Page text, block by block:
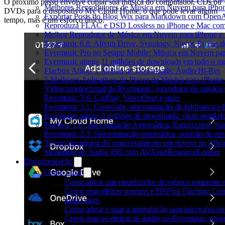
Melhores Reprodutores de Música em Nuvem para
Exportar Posts do Blog Wix para Markdown com
Reproduza FLAC e DSD Lossless no iPhone e Mac
Melhor Reprodutor de Música em Nuvem para iPhone e
Evermusic 6.8: Aliyun Drive, Synology, Novos Estilos
Evermusic Pro no Setapp Mobile: Música em Nuvem
Evermusic atinge 11 milhões de downloads em todo o
Flacbox Atinge 1 Milhão de Downloads: Áudio Hi-Res
5 Melhores Aplicativos de Player de Música para
Vídeo promocional do Evermusic: reprodutor de música
Evermusic 3.6: CarPlay, VoiceOver e mais
Evermusic 3.1: Crossfade, sincronização de biblioteca e
Evermusic atinge 3 milhões de downloads: visão geral
Flacbox 1.6: Sincronização Automática, Equalizador,
Evermusic 2.3: Sincronização automática, posição de
Transmita música do armazenamento em nuvem no
Streaming de Áudio iOS com AVAssetResourceLoader
Documentação
Como fazer
Como ativar um visualizador de música enquanto
Como usar efeitos sonoros e DSP no Flacbox:
muito mais
Como ativar e usar a reprodução sem intervalos
Como usar os efeitos de áudio no Evermusic:
O próximo passo envolve copiar sua música do computador, CDs ou
DVDs para o dispositivo My Cloud Home, o que pode levar algum
tempo, mas é um esforço único.